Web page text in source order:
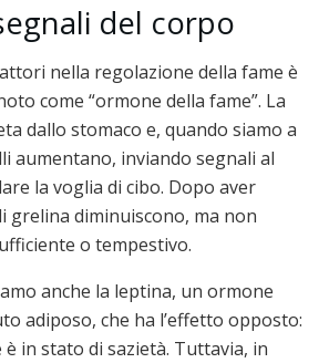
del corpo
nella regolazione della fame è
come “ormone della fame”. La
dallo stomaco e, quando siamo a
aumentano, inviando segnali al
la voglia di cibo. Dopo aver
grelina diminuiscono, ma non
o tempestivo.
anche la leptina, un ormone
adiposo, che ha l’effetto opposto:
è in stato di sazietà. Tuttavia, in